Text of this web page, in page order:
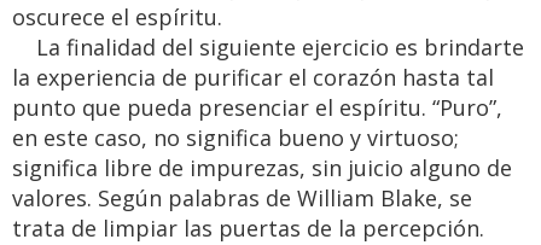
oscurece el espíritu.
La finalidad del siguiente ejercicio es brindarte
la experiencia de purificar el corazón hasta tal
punto que pueda presenciar el espíritu. “Puro”,
en este caso, no significa bueno y virtuoso;
significa libre de impurezas, sin juicio alguno de
valores. Según palabras de William Blake, se
trata de limpiar las puertas de la percepción.